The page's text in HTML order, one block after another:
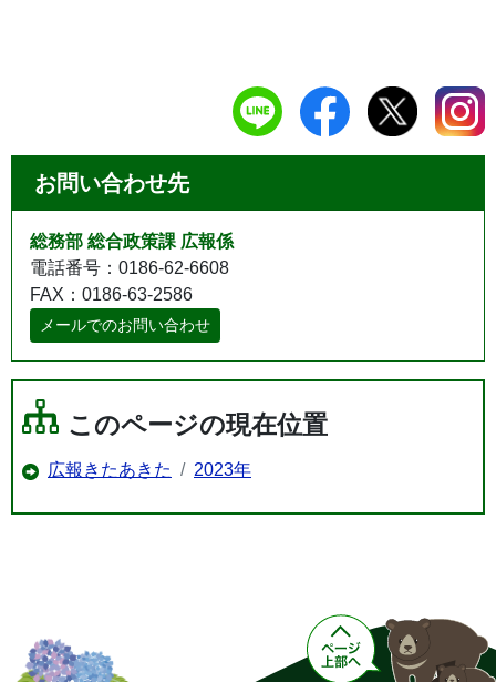
お問い合わせ先
総務部 総合政策課 広報係
電話番号：0186-62-6608
FAX：0186-63-2586
メールでのお問い合わせ
このページの現在位置
広報きたあきた 2023年